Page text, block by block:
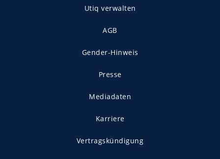
Utiq verwalten
AGB
Gender-Hinweis
Presse
Mediadaten
Karriere
Vertragskündigung